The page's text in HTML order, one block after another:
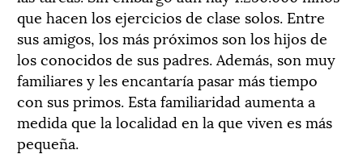
que hacen los ejercicios de clase solos. Entre
sus amigos, los más próximos son los hijos de
los conocidos de sus padres. Además, son muy
familiares y les encantaría pasar más tiempo
con sus primos. Esta familiaridad aumenta a
medida que la localidad en la que viven es más
pequeña.